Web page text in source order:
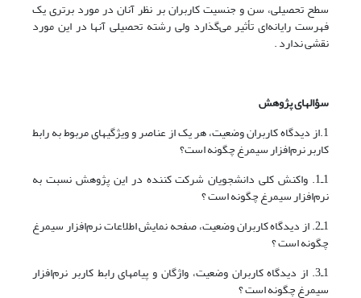
سطح تحصیلی، سن و جنسیت کاربران بر نظر آنان در مورد برتری یک
فهرست رایانه‌ای تأثیر می‌گذارد ولی رشته تحصیلی آنها در این مورد
نقشی ندارد .
سؤالهای پژوهش
1.از دیدگاه کاربران وضعیت، هر یک از عناصر و ویژگیهای مربوط به رابط
کاربر نرم‌افزار سیمرغ چگونه است؟
1ـ1. واکنش کلی دانشجویان شرکت کننده در این پژوهش نسبت به
نرم‌افزار سیمرغ چگونه است ؟
1ـ2. از دیدگاه کاربران وضعیت، صفحه نمایش اطلاعات نرم‌افزار سیمرغ
چگونه است ؟
1ـ3. از دیدگاه کاربران وضعیت، واژگان و پیامهای رابط کاربر نرم‌افزار
سیمرغ چگونه است ؟